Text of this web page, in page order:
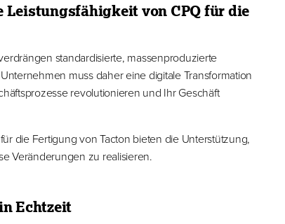
Leistungsfähigkeit von CPQ für die
standardisierte, massenproduzierte
muss daher eine digitale Transformation
revolutionieren und Ihr Geschäft
die Fertigung von Tacton bieten die Unterstützung,
Veränderungen zu realisieren.
Echtzeit